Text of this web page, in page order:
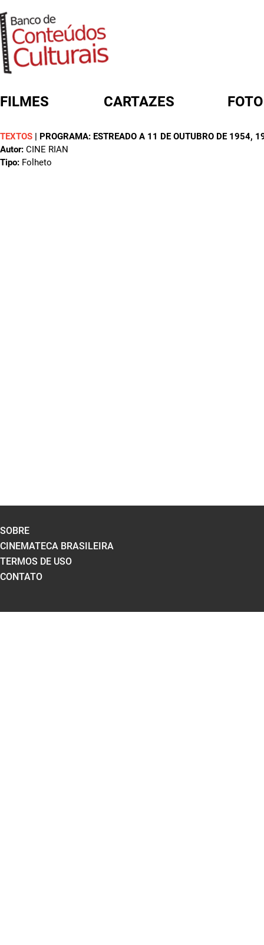
FILMES CARTAZES
TEXTOS | PROGRAMA: ESTREADO A 11 DE OUTUBRO DE 1954,
Autor: CINE RIAN
Tipo: Folheto
FORMULÁRIO DE BUSCA
SOBRE
CINEMATECA BRASILEIRA
TERMOS DE USO
CONTATO